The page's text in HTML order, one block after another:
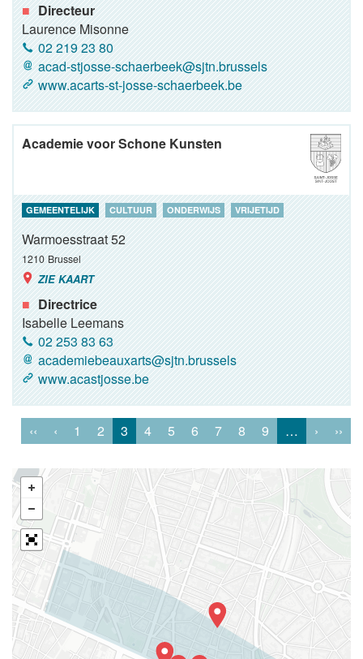
Directeur
Laurence Misonne
02 219 23 80
acad-stjosse-schaerbeek@sjtn.brussels
www.acarts-st-josse-schaerbeek.be
Academie voor Schone Kunsten
GEMEENTELIJK CULTUUR ONDERWIJS VRIJETIJD
Warmoesstraat 52
1210 Brussel
ZIE KAART
Directrice
Isabelle Leemans
02 253 83 63
academiebeauxarts@sjtn.brussels
www.acastjosse.be
‹‹ ‹ 1 2 3 4 5 6 7 8 9 … › ››